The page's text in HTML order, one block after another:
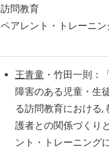
訪問教育
ペアレント・トレーニン
王青童・竹田一則：
障害のある児童・生
る訪問教育における,
護者との関係づくり
ント・トレーニング